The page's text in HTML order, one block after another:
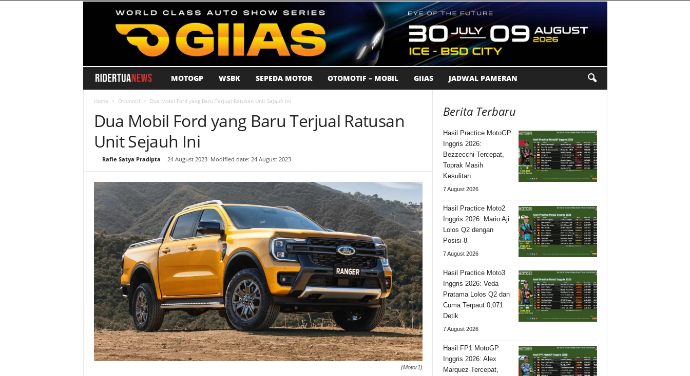
i
e
T
u
a
.
o
m
MOTOGP WSBK SEPEDA MOTOR OTOMOTIF – MOBIL GIIAS JADWAL PAMERAN
Home Otomotif Dua Mobil Ford yang Baru Terjual Ratusan Unit Sejauh Ini
Dua Mobil Ford yang Baru Terjual Ratusan
Unit Sejauh Ini
Rafie Satya Pradipta 24 August 2023 Modified date: 24 August 2023
(Motor1)
Berita Terbaru
Hasil Practice MotoGP
Inggris 2026:
Bezzecchi Tercepat,
Toprak Masih
Kesulitan
7 August 2026
Hasil Practice Moto2
Inggris 2026: Mario Aji
Lolos Q2 dengan
Posisi 8
7 August 2026
Hasil Practice Moto3
Inggris 2026: Veda
Pratama Lolos Q2 dan
Cuma Terpaut 0,071
Detik
7 August 2026
Hasil FP1 MotoGP
Inggris 2026: Alex
Marquez Tercepat,